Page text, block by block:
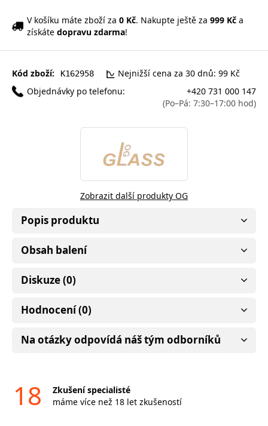
V košíku máte zboží za 0 Kč. Nakupte ještě za 999 Kč a
získáte dopravu zdarma!
Kód zboží: K162958
Nejnižší cena za 30 dnů: 99 Kč
Objednávky po telefonu:
+420 731 000 147
(Po–Pá: 7:30–17:00 hod)
Zobrazit další produkty OG
Popis produktu
Obsah balení
Diskuze (0)
Hodnocení (0)
Na otázky odpovídá náš tým odborníků
18
Zkušení specialisté
máme více než 18 let zkušeností